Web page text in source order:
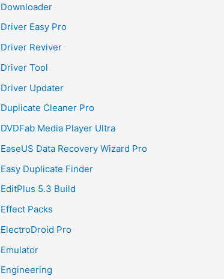
Downloader
Driver Easy Pro
Driver Reviver
Driver Tool
Driver Updater
Duplicate Cleaner Pro
DVDFab Media Player Ultra
EaseUS Data Recovery Wizard Pro
Easy Duplicate Finder
EditPlus 5.3 Build
Effect Packs
ElectroDroid Pro
Emulator
Engineering